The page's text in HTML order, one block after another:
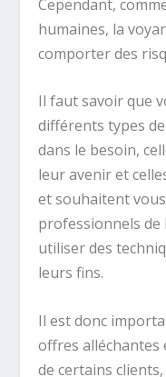
Cependant,
humaines, la
comporter des
Il faut savoir que
différents types
dans le besoin,
leur avenir et
et souhaitent
professionnels de
utiliser des
leurs fins.
Il est donc
offres alléchantes
de certains